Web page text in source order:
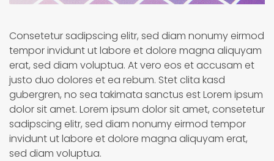
Consetetur sadipscing elitr, sed diam nonumy eirmod
tempor invidunt ut labore et dolore magna aliquyam
erat, sed diam voluptua. At vero eos et accusam et
justo duo dolores et ea rebum. Stet clita kasd
gubergren, no sea takimata sanctus est Lorem ipsum
dolor sit amet. Lorem ipsum dolor sit amet, consetetur
sadipscing elitr, sed diam nonumy eirmod tempor
invidunt ut labore et dolore magna aliquyam erat,
sed diam voluptua.